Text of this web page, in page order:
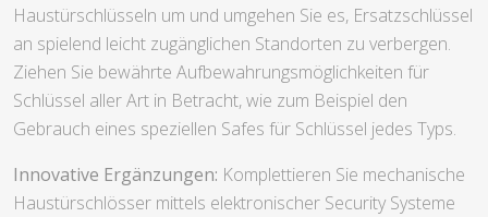
Haustürschlüsseln um und umgehen Sie es, Ersatzschlüssel
an spielend leicht zugänglichen Standorten zu verbergen.
Ziehen Sie bewährte Aufbewahrungsmöglichkeiten für
Schlüssel aller Art in Betracht, wie zum Beispiel den
Gebrauch eines speziellen Safes für Schlüssel jedes Typs.
Innovative Ergänzungen: Komplettieren Sie mechanische
Haustürschlösser mittels elektronischer Security Systeme